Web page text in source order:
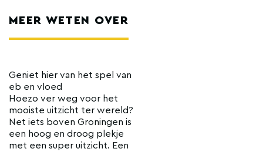
MEER WETEN OVER
Geniet hier van het spel van
eb en vloed
Hoezo ver weg voor het
mooiste uitzicht ter wereld?
Net iets boven Groningen is
een hoog en droog plekje
met een super uitzicht. Een